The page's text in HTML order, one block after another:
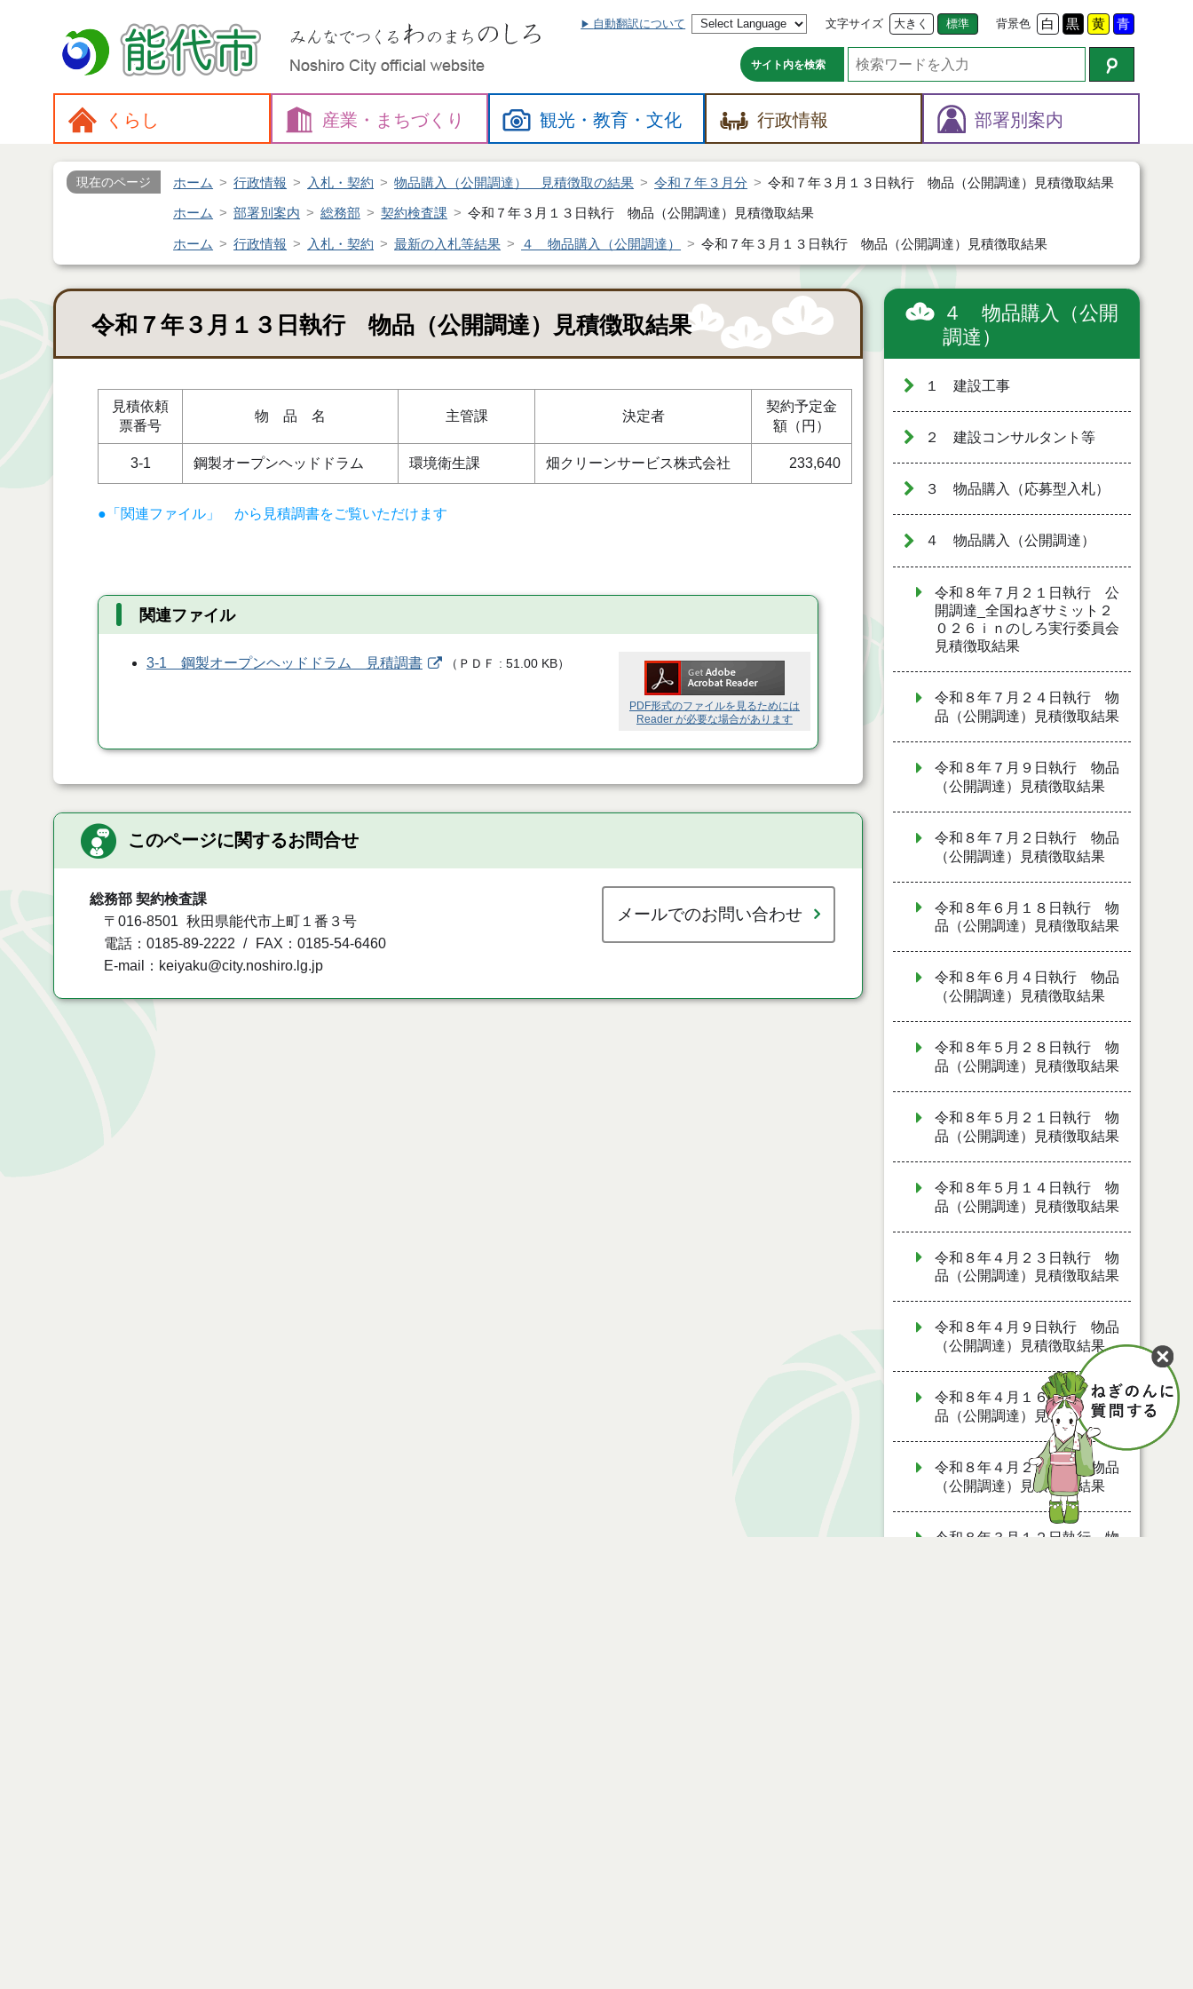
自動翻訳について 文字サイズ 大きく 標準 背景色 白 黒 黄 青
サイト内を検索
くらし 産業・ まちづくり 観光・教育・文化 行政情報 部署別案内
現在のページ ホーム 行政情報 入札・契約 物品購入（公開調達） 見積徴取の結果 令和７年３月分 令和７年３月１３日執行 物品（公開調達）見積徴取結果
ホーム 部署別案内 総務部 契約検査課 令和７年３月１３日執行 物品（公開調達）見積徴取結果
ホーム 行政情報 入札・契約 最新の入札等結果 ４ 物品購入（公開調達） 令和７年３月１３日執行 物品（公開調達）見積徴取結果
令和７年３月１３日執行 物品（公開調達）見積徴取結果
見積依頼
票番号
物 品 名 主管課 決定者
契約予定金
額（円）
3-1 鋼製オープンヘッドドラム 環境衛生課 畑クリーンサービス株式会社 233,640
●「関連ファイル」 から見積調書をご覧いただけます
関連ファイル
PDF形式のファイルを見るためには
Reader が必要な場合があります
3-1 鋼製オープンヘッドドラム 見積調書 （ ＰＤＦ 51.00 KB）
このページに関するお問合せ
総務部 契約検査課
〒016-8501
秋田県能代市上町１番３号
電話：0185-89-2222
FAX：0185-54-6460
E-mail：keiyaku@city.noshiro.lg.jp
メールでのお問い合わせ
４ 物品購入（公開
調達）
１ 建設工事
２ 建設コンサルタント等
３ 物品購入（応募型入札）
４ 物品購入（公開調達）
令和８年７月２１日執行 公
開調達_全国ねぎサミット２
０２６ｉｎのしろ実行委員会
見積徴取結果
令和８年７月２４日執行 物
品（公開調達）見積徴取結果
令和８年７月９日執行 物品
（公開調達）見積徴取結果
令和８年７月２日執行 物品
（公開調達）見積徴取結果
令和８年６月１８日執行 物
品（公開調達）見積徴取結果
令和８年６月４日執行 物品
（公開調達）見積徴取結果
令和８年５月２８日執行 物
品（公開調達）見積徴取結果
令和８年５月２１日執行 物
品（公開調達）見積徴取結果
令和８年５月１４日執行 物
品（公開調達）見積徴取結果
令和８年４月２３日執行 物
品（公開調達）見積徴取結果
令和８年４月９日執行 物品
（公開調達）見積徴取結果
令和８年４月１６日執行 物
品（公開調達）見積徴取結果
令和８年４月２日執行 物品
（公開調達）見積徴取結果
令和８年３月１２日執行 物